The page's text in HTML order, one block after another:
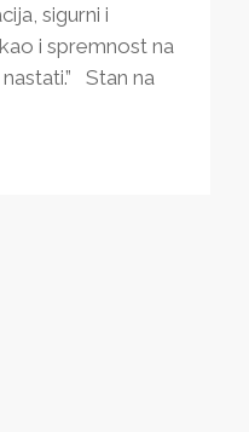
sigurni i
i spremnost na
Stan na